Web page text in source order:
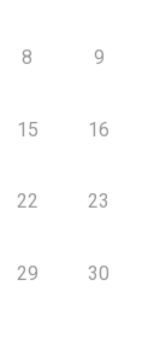
8 9
15 16
22 23
29 30